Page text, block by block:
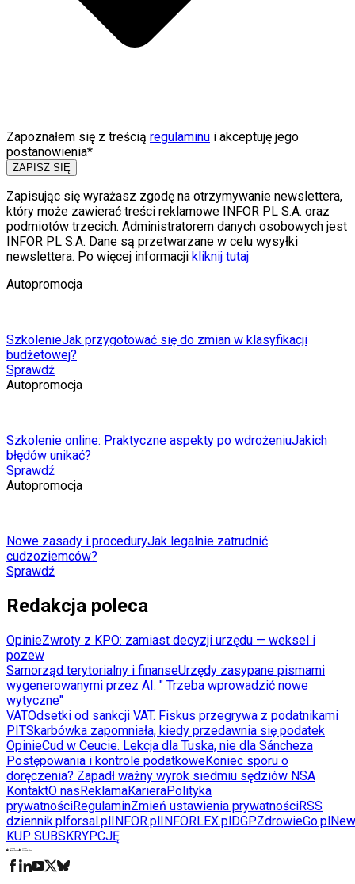
Zapoznałem się z treścią regulaminu i akceptuję jego
postanowienia*
ZAPISZ SIĘ
Zapisując się wyrażasz zgodę na otrzymywanie newslettera,
który może zawierać treści reklamowe INFOR PL S.A. oraz
podmiotów trzecich. Administratorem danych osobowych jest
INFOR PL S.A. Dane są przetwarzane w celu wysyłki
newslettera. Po więcej informacji kliknij tutaj
Autopromocja
SzkolenieJak przygotować się do zmian w klasyfikacji
budżetowej?
Sprawdź
Autopromocja
Szkolenie online: Praktyczne aspekty po wdrożeniuJakich
błędów unikać?
Sprawdź
Autopromocja
Nowe zasady i proceduryJak legalnie zatrudnić
cudzoziemców?
Sprawdź
Redakcja poleca
OpinieZwroty z KPO: zamiast decyzji urzędu — weksel i
pozew
Samorząd terytorialny i finanseUrzędy zasypane pismami
wygenerowanymi przez AI. " Trzeba wprowadzić nowe
wytyczne"
VATOdsetki od sankcji VAT. Fiskus przegrywa z podatnikami
PITSkarbówka zapomniała, kiedy przedawnia się podatek
OpinieCud w Ceucie. Lekcja dla Tuska, nie dla Sáncheza
Postępowania i kontrole podatkoweKoniec sporu o
doręczenia? Zapadł ważny wyrok siedmiu sędziów NSA
KontaktO nasReklamaKarieraPolityka
prywatnościRegulaminZmień ustawienia prywatnościRSS
dziennik.plforsal.plINFOR.plINFORLEX.plDGPZdrowieGo.pl
KUP SUBSKRYPCJĘ